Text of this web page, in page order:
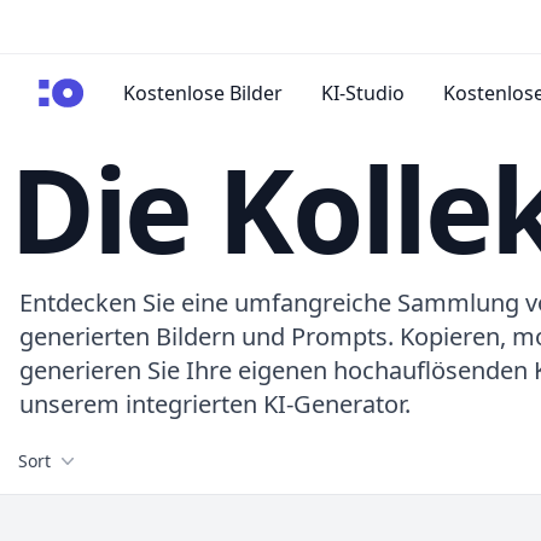
cgfaces.comKostenlose Bilder KI-Studio
Die
Entdecken Sie eine umfangreiche Sammlung
generierten Bildern und Prompts. Kopieren,
generieren Sie Ihre eigenen hochauflösenden
unserem integrierten KI-Generator.
Filters
Sort